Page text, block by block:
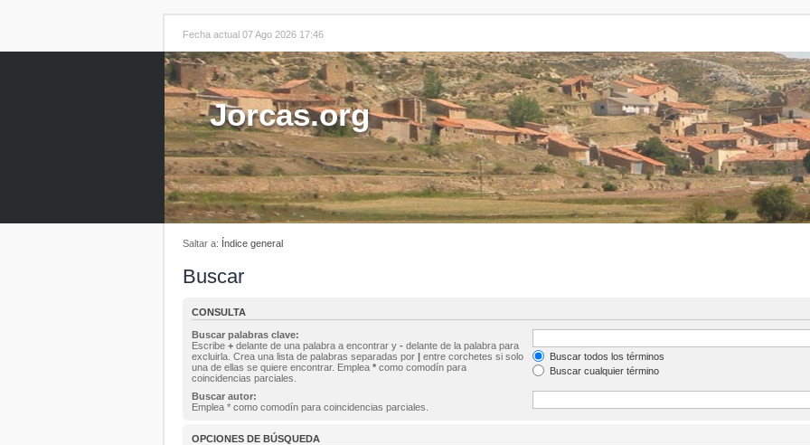
Fecha actual 07 Ago 2026 17:46
Jorcas.org
Saltar a: Índice general
Buscar
CONSULTA
Buscar palabras clave:
Escribe + delante de una palabra a encontrar y - delante de la palabra para
excluirla. Crea una lista de palabras separadas por | entre corchetes si solo
una de ellas se quiere encontrar. Emplea * como comodín para
coincidencias parciales.
Buscar todos los términos
Buscar cualquier término
Buscar autor:
Emplea * como comodín para coincidencias parciales.
OPCIONES DE BÚSQUEDA